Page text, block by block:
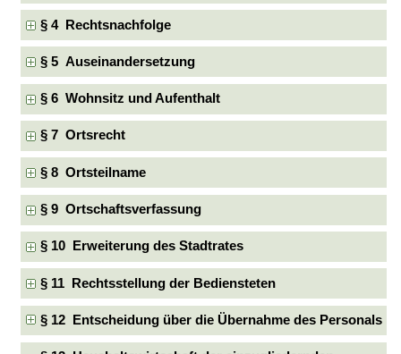
§ 4 Rechtsnachfolge
§ 5 Auseinandersetzung
§ 6 Wohnsitz und Aufenthalt
§ 7 Ortsrecht
§ 8 Ortsteilname
§ 9 Ortschaftsverfassung
§ 10 Erweiterung des Stadtrates
§ 11 Rechtsstellung der Bediensteten
§ 12 Entscheidung über die Übernahme des Personals